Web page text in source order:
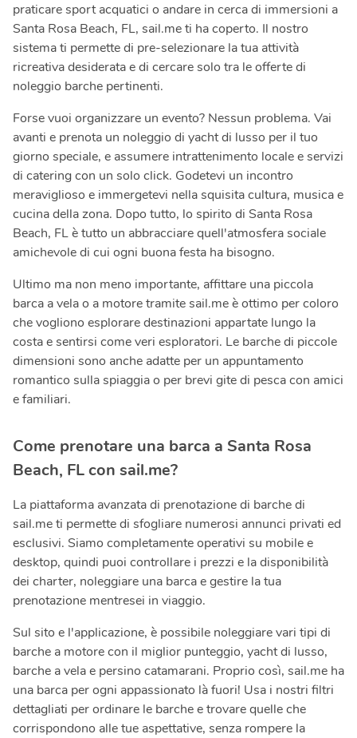
praticare sport acquatici o andare in cerca di immersioni a
Santa Rosa Beach, FL, sail.me ti ha coperto. Il nostro
sistema ti permette di pre-selezionare la tua attività
ricreativa desiderata e di cercare solo tra le offerte di
noleggio barche pertinenti.
Forse vuoi organizzare un evento? Nessun problema. Vai
avanti e prenota un noleggio di yacht di lusso per il tuo
giorno speciale, e assumere intrattenimento locale e servizi
di catering con un solo click. Godetevi un incontro
meraviglioso e immergetevi nella squisita cultura, musica e
cucina della zona. Dopo tutto, lo spirito di Santa Rosa
Beach, FL è tutto un abbracciare quell'atmosfera sociale
amichevole di cui ogni buona festa ha bisogno.
Ultimo ma non meno importante, affittare una piccola
barca a vela o a motore tramite sail.me è ottimo per coloro
che vogliono esplorare destinazioni appartate lungo la
costa e sentirsi come veri esploratori. Le barche di piccole
dimensioni sono anche adatte per un appuntamento
romantico sulla spiaggia o per brevi gite di pesca con amici
e familiari.
Come prenotare una barca a Santa Rosa
Beach, FL con sail.me?
La piattaforma avanzata di prenotazione di barche di
sail.me ti permette di sfogliare numerosi annunci privati ed
esclusivi. Siamo completamente operativi su mobile e
desktop, quindi puoi controllare i prezzi e la disponibilità
dei charter, noleggiare una barca e gestire la tua
prenotazione mentresei in viaggio.
Sul sito e l'applicazione, è possibile noleggiare vari tipi di
barche a motore con il miglior punteggio, yacht di lusso,
barche a vela e persino catamarani. Proprio così, sail.me ha
una barca per ogni appassionato là fuori! Usa i nostri filtri
dettagliati per ordinare le barche e trovare quelle che
corrispondono alle tue aspettative, senza rompere la